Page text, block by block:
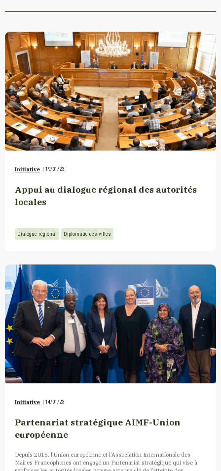
Initiative 19/01/23
Appui au dialogue régional des autorités
locales
Dialogue régional Diplomatie des villes
Initiative 14/01/23
Partenariat stratégique AIMF-Union
européenne
Depuis 2015, l’Union européenne et l’Association Internationale des
Maires Francophones ont engagé un Partenariat stratégique qui vise à